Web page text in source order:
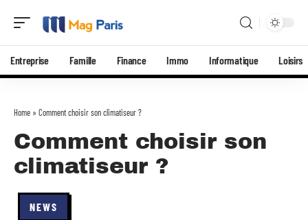
Entreprise Famille Finance Immo Informatique Loisirs
Home » Comment choisir son climatiseur ?
Comment choisir son
climatiseur ?
NEWS